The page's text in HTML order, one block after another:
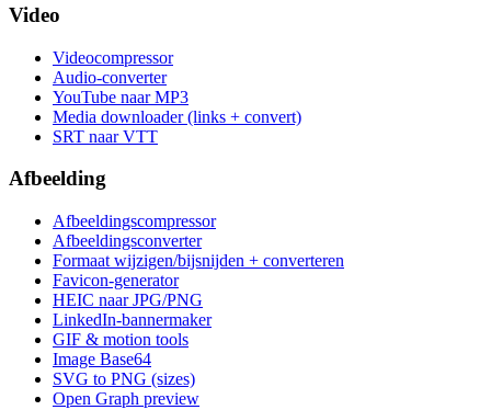
Video
Videocompressor
Audio-converter
YouTube naar MP3
Media downloader (links + convert)
SRT naar VTT
Afbeelding
Afbeeldingscompressor
Afbeeldingsconverter
Formaat wijzigen/bijsnijden + converteren
Favicon-generator
HEIC naar JPG/PNG
LinkedIn-bannermaker
GIF & motion tools
Image Base64
SVG to PNG (sizes)
Open Graph preview